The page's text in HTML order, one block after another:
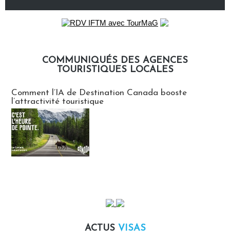
COMMUNIQUÉS DES AGENCES
TOURISTIQUES LOCALES
Comment l’IA de Destination Canada booste
l’attractivité touristique
ACTUS VISAS